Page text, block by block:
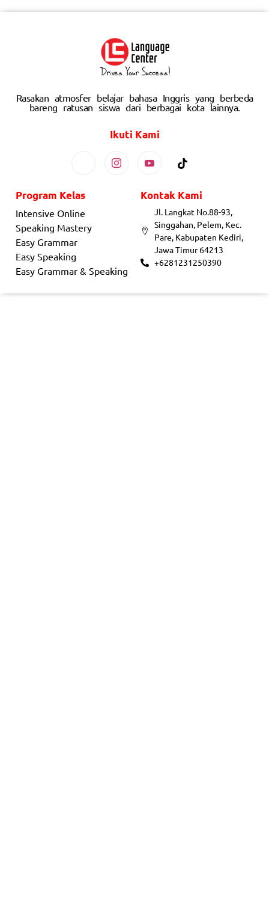
Rasakan atmosfer belajar bahasa Inggris yang berbeda
bareng ratusan siswa dari berbagai kota lainnya.
Ikuti Kami
Program Kelas
Intensive Online
Speaking Mastery
Easy Grammar
Easy Speaking
Easy Grammar & Speaking
Kontak Kami
Jl. Langkat No.88-93,
Singgahan, Pelem, Kec.
Pare, Kabupaten Kediri,
Jawa Timur 64213
+6281231250390